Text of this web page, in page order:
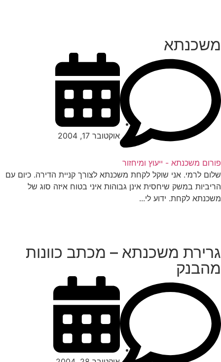
משכנתא - ייעוץ ומיחזור
אוקטובר 17, 2004
לרמי. אני שוקל לקחת משכנתא לצורך קניית הדירה. כיום עם
במשק שיחסית אינן גבוהות איני בטוח איזה סוג של
לקחת. ידוע לי...
משכנתא – מכתב כוונות